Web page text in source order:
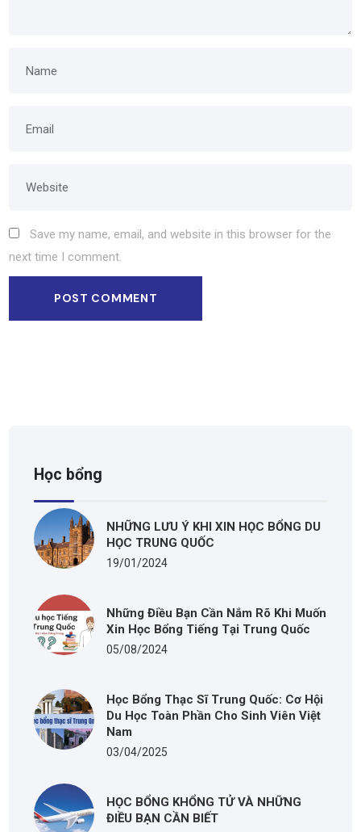
Save my name, email, and website in this browser for the
next time I comment.
Học bổng
NHỮNG LƯU Ý KHI XIN HỌC BỔNG DU
HỌC TRUNG QUỐC
19/01/2024
Những Điều Bạn Cần Nắm Rõ Khi Muốn
Xin Học Bổng Tiếng Tại Trung Quốc
05/08/2024
Học Bổng Thạc Sĩ Trung Quốc: Cơ Hội
Du Học Toàn Phần Cho Sinh Viên Việt
Nam
03/04/2025
HỌC BỔNG KHỔNG TỬ VÀ NHỮNG
ĐIỀU BẠN CẦN BIẾT